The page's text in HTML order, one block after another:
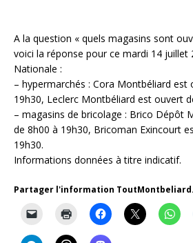
A la question « quels magasins sont
voici la réponse pour ce mardi 14 juillet
Nationale :
– hypermarchés : Cora Montbéliard est
19h30, Leclerc Montbéliard est ouvert
– magasins de bricolage : Brico Dépôt
de 8h00 à 19h30, Bricoman Exincourt
19h30.
Informations données à titre indicatif.
Partager l'information